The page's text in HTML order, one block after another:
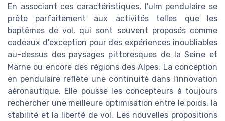
En associant ces caractéristiques, l'ulm pendulaire se
prête parfaitement aux activités telles que les
baptêmes de vol, qui sont souvent proposés comme
cadeaux d'exception pour des expériences inoubliables
au-dessus des paysages pittoresques de la Seine et
Marne ou encore des régions des Alpes. La conception
en pendulaire reflète une continuité dans l'innovation
aéronautique. Elle pousse les concepteurs à toujours
rechercher une meilleure optimisation entre le poids, la
stabilité et la liberté de vol. Les nouvelles propositions